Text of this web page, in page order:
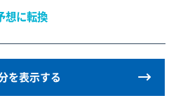
想に転換
を表示する